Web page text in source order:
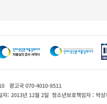
광고국 070-4010-8511
자: 2013년 12월 2일 청소년보호책임자 : 박상